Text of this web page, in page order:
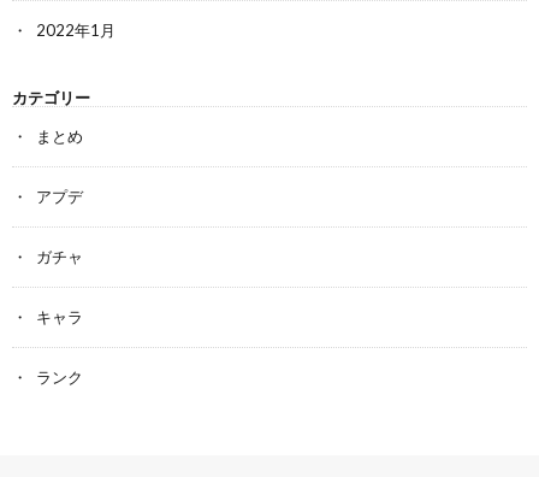
2022年1月
カテゴリー
まとめ
アプデ
ガチャ
キャラ
ランク